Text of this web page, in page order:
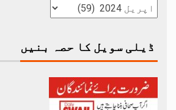
ڈیلی سویل کا حصہ بنیں